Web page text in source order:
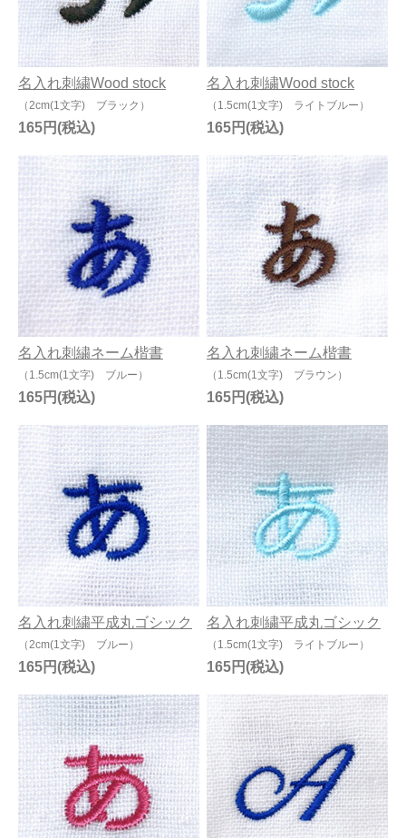
名入れ刺繍Wood stock
（2cm(1文字) ブラック）
165円
名入れ刺繍Wood stock
（1.5cm(1文字) ライトブルー）
165円
名入れ刺繍ネーム楷書
（1.5cm(1文字) ブルー）
165円
名入れ刺繍ネーム楷書
（1.5cm(1文字) ブラウン）
165円
名入れ刺繍平成丸ゴシック
（2cm(1文字) ブルー）
165円
名入れ刺繍平成丸ゴシック
（1.5cm(1文字) ライトブルー）
165円